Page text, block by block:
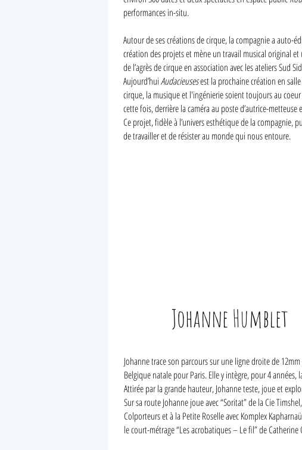
Johanne trace son parcours sur une ligne droite de
Belgique natale pour Paris. Elle y intègre, pour 4
Attirée par la grande hauteur, Johanne teste, joue et
Sur sa route Johanne joue avec “Soritat” de la Cie
Colporteurs et à la Petite Roselle avec Komplex
le court-métrage “Les acrobatiques – Le fil” de
Johanne Humblet
performances in-situ.
Autour de ses créations de cirque, la compagnie a auto-
création des projets et mène un travail musical original
de l’agrès de cirque en association avec les ateliers Sud
Aujourd’huiAudacieusesest la prochaine création en
cirque, la musique et l'ingénierie soient toujours au
cette fois, derrière la caméra au poste d’autrice-metteuse
Ce projet, fidèle à l’univers esthétique de la compagnie,
de travailler et de résister au monde qui nous entoure.